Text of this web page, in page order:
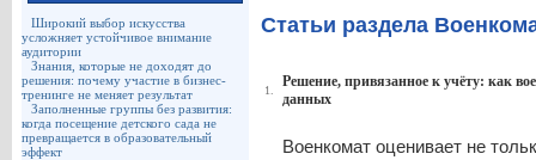
Широкий выбор искусства
усложняет устойчивое внимание
аудитории
Знания, которые не доходят до
решения: почему участие в бизнес-
тренинге не меняет результат
Заполненные группы без развития:
когда посещение детского сада не
превращается в образовательный
эффект
Статьи раздела
1.
Решение, привязанное к учёту: как
данных
Военкомат оценивает не